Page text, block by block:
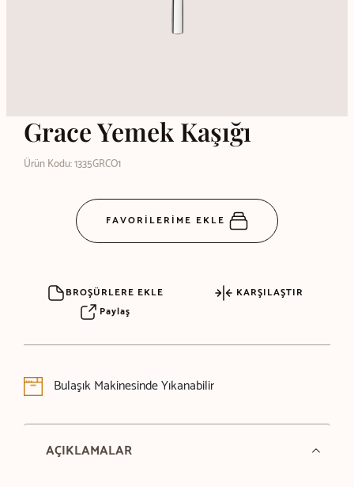
Grace Yemek Kaşığı
Ürün Kodu: 1335GRCO1
FAVORİLERİME EKLE
BROŞÜRLERE EKLE
KARŞILAŞTIR
Paylaş
Bulaşık Makinesinde Yıkanabilir
AÇIKLAMALAR